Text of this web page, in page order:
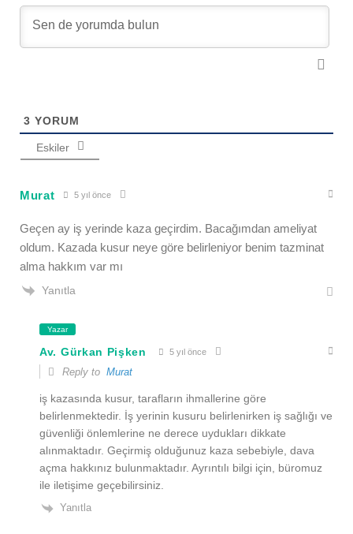
3 YORUM
Eskiler
Murat 5 yıl önce
Geçen ay iş yerinde kaza geçirdim. Bacağımdan ameliyat
oldum. Kazada kusur neye göre belirleniyor benim tazminat
alma hakkım var mı
Yanıtla
Yazar
Av. Gürkan Pişken 5 yıl önce
Reply to Murat
iş kazasında kusur, tarafların ihmallerine göre
belirlenmektedir. İş yerinin kusuru belirlenirken iş sağlığı ve
güvenliği önlemlerine ne derece uydukları dikkate
alınmaktadır. Geçirmiş olduğunuz kaza sebebiyle, dava
açma hakkınız bulunmaktadır. Ayrıntılı bilgi için, büromuz
ile iletişime geçebilirsiniz.
Yanıtla